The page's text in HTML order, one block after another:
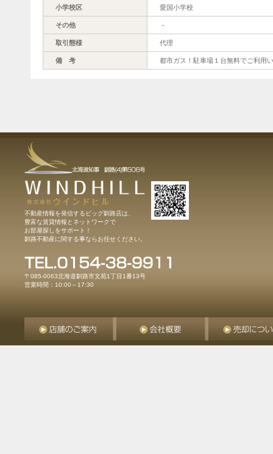
小学校区 愛国小学校
その他 －
取引態様 代理
備 考 都市ガス！駐車場１台無料でご利用
不動産情報を発信するビッグ釧路店は、
豊富な賃貸情報とネットワークで
お部屋探しをサポート！
釧路不動産に関する事ならお任せください。
〒085-0063北海道釧路市文苑1丁目1番13号
営業時間：10:00～17:30